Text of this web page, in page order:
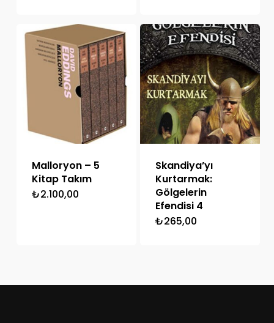
Malloryon – 5
Kitap Takım
₺2.100,00
Skandiya’yı
Kurtarmak:
Gölgelerin
Efendisi 4
₺265,00